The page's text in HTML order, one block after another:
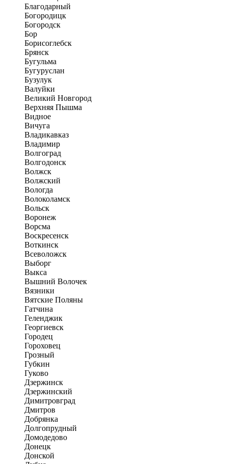
Благодарный
Богородицк
Богородск
Бор
Борисоглебск
Брянск
Бугульма
Бугуруслан
Бузулук
Валуйки
Великий Новгород
Верхняя Пышма
Видное
Вичуга
Владикавказ
Владимир
Волгоград
Волгодонск
Волжск
Волжский
Вологда
Волоколамск
Вольск
Воронеж
Ворсма
Воскресенск
Воткинск
Всеволожск
Выборг
Выкса
Вышний Волочек
Вязники
Вятские Поляны
Гатчина
Геленджик
Георгиевск
Городец
Гороховец
Грозный
Губкин
Гуково
Дзержинск
Дзержинский
Димитровград
Дмитров
Добрянка
Долгопрудный
Домодедово
Донецк
Донской